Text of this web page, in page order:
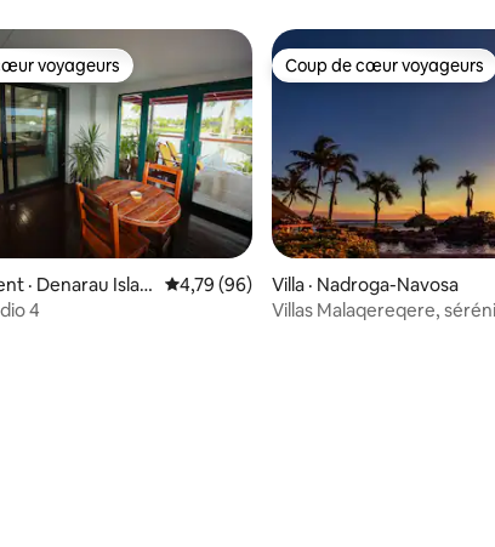
5, 52 commentaires
voyageurs
voyageurs
· Denarau Islan
Note moyenne de 4,79 sur 5, 96
4,79 (96)
4
Coup de cœur voyageurs
Coup de cœur voyageurs
Villa · Nadroga-Navosa
Villas Malaqereqere,